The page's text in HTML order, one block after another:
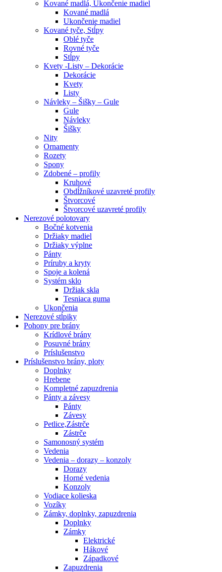
Kované madlá, Ukončenie madiel
Kované madlá
Ukončenie madiel
Kované tyče, Stĺpy
Oblé tyče
Rovné tyče
Stĺpy
Kvety -Listy – Dekorácie
Dekorácie
Kvety
Listy
Návleky – Šišky – Gule
Gule
Návleky
Šišky
Nity
Ornamenty
Rozety
Spony
Zdobené – profily
Kruhové
Obdĺžníkové uzavreté profily
Štvorcové
Štvorcové uzavreté profily
Nerezové polotovary
Bočné kotvenia
Držiaky madiel
Držiaky výplne
Pánty
Príruby a kryty
Spoje a kolená
Systém sklo
Držiak skla
Tesniaca guma
Ukončenia
Nerezové stĺpiky
Pohony pre brány
Krídlové brány
Posuvné brány
Príslušenstvo
Príslušenstvo brány, ploty
Doplnky
Hrebene
Kompletné zapuzdrenia
Pánty a závesy
Pánty
Závesy
Petlice,Zástrče
Zástrče
Samonosný systém
Vedenia
Vedenia – dorazy – konzoly
Dorazy
Horné vedenia
Konzoly
Vodiace kolieska
Vozíky
Zámky, doplnky, zapuzdrenia
Doplnky
Zámky
Elektrické
Hákové
Západkové
Zapuzdrenia